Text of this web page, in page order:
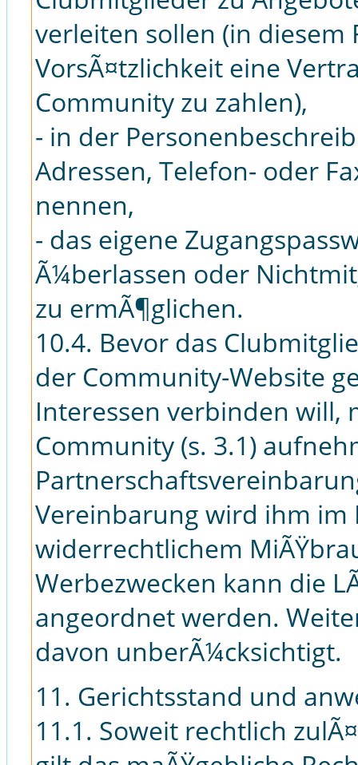
verleiten sollen (in diesem
VorsÃ¤tzlichkeit eine
Community zu zahlen),
- in der
Adressen, Telefon- oder
nennen,
- das eigene
Ã¼berlassen oder
zu ermÃ¶glichen.
10.4. Bevor das
der Community-Website
Interessen verbinden will,
Community (s. 3.1)
Vereinbarung wird ihm im
widerrechtlichem
Werbezwecken kann die
angeordnet werden.
davon unberÃ¼cksichtigt.
11. Gerichtsstand und
11.1. Soweit rechtlich